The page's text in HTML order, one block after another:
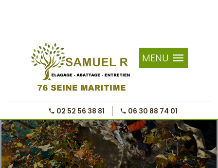
MENU
02 52 56 38 81 06 30 88 74 01